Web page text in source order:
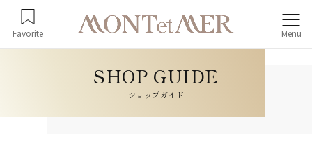
Favorite Menu
ショップガイド